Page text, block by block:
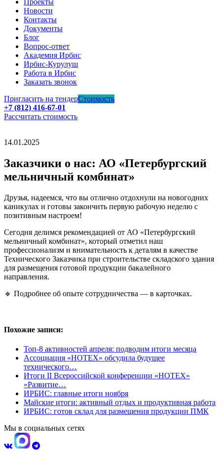
Проекты
Новости
Контакты
Документы
Блог
Вопрос-ответ
Академия Ирбис
Ирбис-Курулуш
Работа в Ирбис
Заказать звонок
Пригласить на тендерСтоимость
+7 (812) 416-67-01
Рассчитать стоимость
14.01.2025
Заказчики о нас: АО «Петербургский
мельничный комбинат»
Друзья, надеемся, что вы отлично отдохнули на новогодних
каникулах и готовы закончить первую рабочую неделю с
позитивным настроем!
Сегодня делимся рекомендацией от АО «Петербургский
мельничный комбинат», который отметил наш
профессионализм и внимательность к деталям в качестве
Технического Заказчика при строительстве складского здания
для размещения готовой продукции бакалейного
направления.
🔹 Подробнее об опыте сотрудничества — в карточках.
Похожие записи:
Топ-8 активностей апреля: подводим итоги месяца
Ассоциация «НОТЕХ» обсудила будущее
технического…
Итоги II Всероссийской конференции «НОТЕХ»
«Развитие…
ИРБИС: главные итоги ноября
Майские итоги: активный отдых и продуктивная работа
ИРБИС: готов склад для размещения продукции ПМК
Мы в социальных сетях